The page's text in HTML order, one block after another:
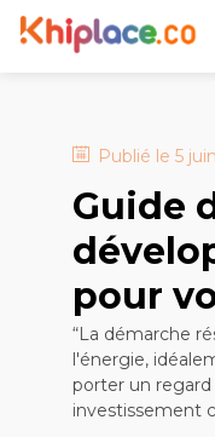
Publié le 5
Guide
pour
“La démarche
l'énergie,
porter un
investissement